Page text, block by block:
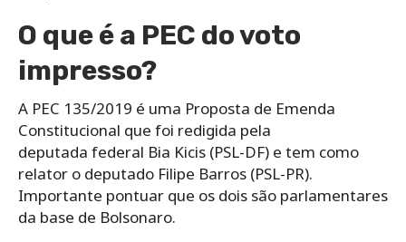
O que é a PEC do voto
impresso?
A PEC 135/2019 é uma Proposta de Emenda
Constitucional que foi redigida pela
deputada federal Bia Kicis (PSL-DF) e tem como
relator o deputado Filipe Barros (PSL-PR).
Importante pontuar que os dois são parlamentares
da base de Bolsonaro.